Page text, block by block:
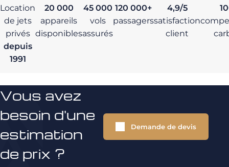
Location
de jets
privés
depuis
1991
20 000
appareils
disponibles
45 000
vols
assurés
120 000+
passagers
4,9/5
satisfaction
client
Vous avez
besoin d'une
estimation
de prix ?
Demande de devis